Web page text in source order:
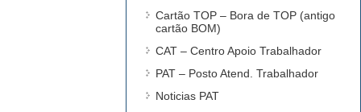
Cartão TOP – Bora de TOP (antigo
cartão BOM)
CAT – Centro Apoio Trabalhador
PAT – Posto Atend. Trabalhador
Noticias PAT